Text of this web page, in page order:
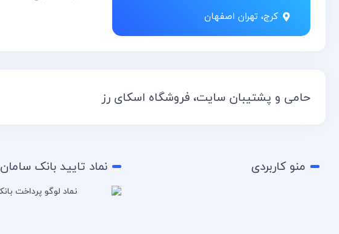
کرج، تهران اصفهان
حامی و پشتیبان سایت، فروشگاه اسکای رز
منو کاربردی نماد تایید بانک سامان